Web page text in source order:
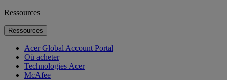
Ressources
Ressources
Acer Global Account Portal
Où acheter
Technologies Acer
McAfee